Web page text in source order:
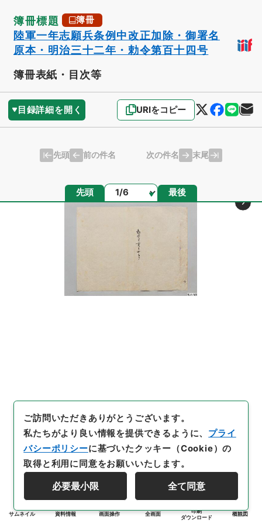
簿冊標題 簿冊
陸軍一年志願兵条例中改正加除・御署名
原本・明治三十二年・勅令第百十四号
簿冊表紙・目次等
目録詳細を開く URIをコピー
先頭 前の件名 次の件名 末尾
先頭 ページ 最後
サムネイル 資料情報 画面操作 全画面
印刷
ダウンロード
概観図
ご訪問いただきありがとうございます。
私たちがより良い情報を提供できるように、 プライ
バシーポリシーに基づいたクッキー（Cookie）の
取得と利用に同意をお願いいたします。
必要最小限 全て同意